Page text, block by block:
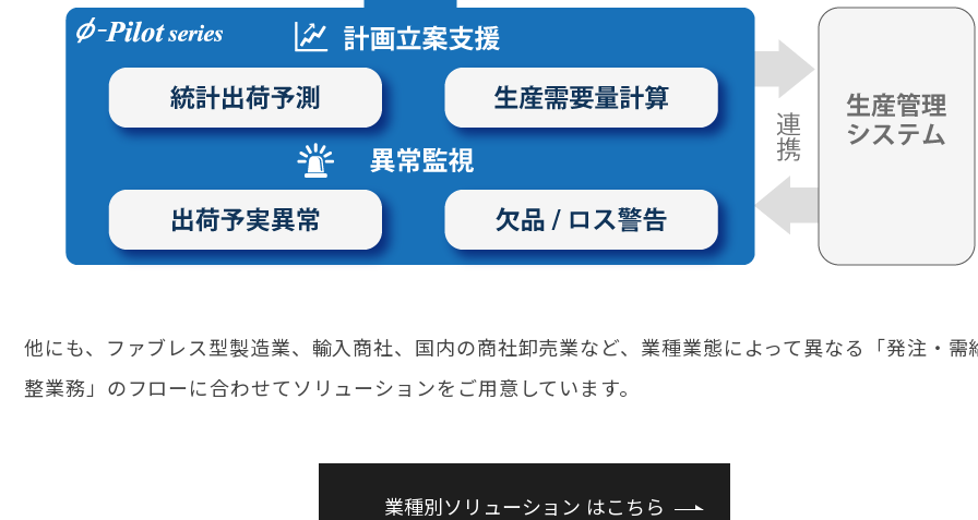
他にも、ファブレス型製造業、輸入商社、国内の商社卸売業など、業種業態によって異なる「発注・需
整業務」のフローに合わせてソリューションをご用意しています。
業種別ソリューション はこちら